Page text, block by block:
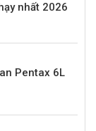
nhất 2026
Pentax 6L